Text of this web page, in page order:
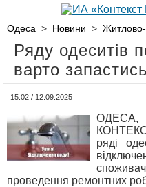
Одеса > Новини > Житлово-
Ряду одеситів
варто
15:02 / 12.09.2025
ОДЕСА,
ряді
проведення ремонтних